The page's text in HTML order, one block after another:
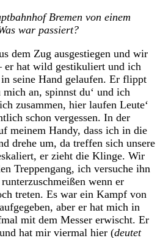
Bremen von einem
war passiert?
dem Zug ausgestiegen und wir
er hat wild gestikuliert und ich
seine Hand gelaufen. Er flippt
mich an, spinnst du‘ und ich
zusammen, hier laufen Leute‘
schon vergessen. In der
meinem Handy, dass ich in die
drehe um, da treffen sich unsere
er zieht die Klinge. Wir
Treppengang, ich versuche ihn
wenn er
treten. Es war ein Kampf von
aber er hat mich in
mit dem Messer erwischt. Er
hat mir viermal hier (deutet